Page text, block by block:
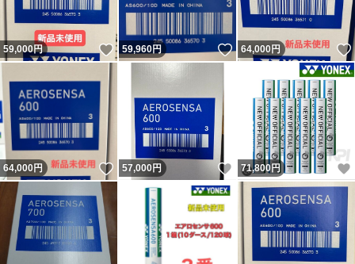
59,000円 いいね！
59,960円 いいね！
64,000円
64,000円 いいね！
57,000円 いいね！
71,800円